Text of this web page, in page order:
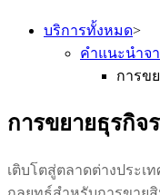
บริการทั้งหมด>
คำแนะนำจ
การข
การขยายธุรกิจ
เติบโตสู่ตลาดต่างประเ